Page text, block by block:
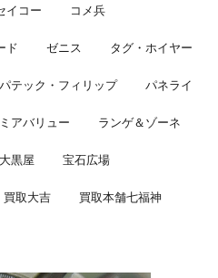
イコー コメ兵
ド ゼニス タグ・ホイヤー
パテック・フィリップ パネライ
アバリュー ランゲ＆ゾーネ
大黒屋 宝石広場
買取大吉 買取本舗七福神